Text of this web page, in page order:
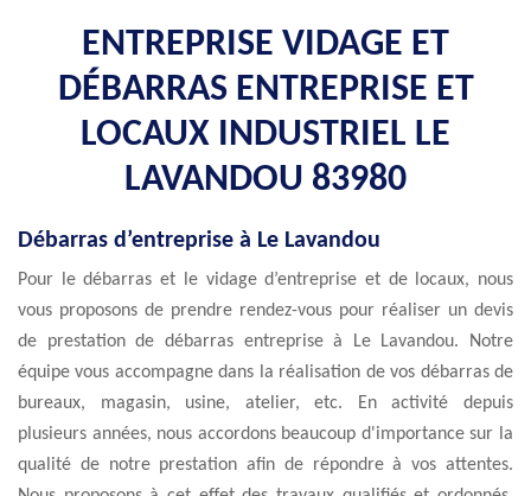
ENTREPRISE VIDAGE ET
DÉBARRAS ENTREPRISE ET
LOCAUX INDUSTRIEL LE
LAVANDOU 83980
Débarras d’entreprise à Le Lavandou
Pour le débarras et le vidage d’entreprise et de locaux, nous
vous proposons de prendre rendez-vous pour réaliser un devis
de prestation de débarras entreprise à Le Lavandou. Notre
équipe vous accompagne dans la réalisation de vos débarras de
bureaux, magasin, usine, atelier, etc. En activité depuis
plusieurs années, nous accordons beaucoup d'importance sur la
qualité de notre prestation afin de répondre à vos attentes.